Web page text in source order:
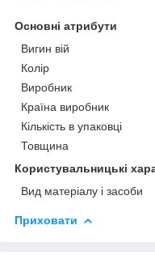
Основні атрибути
Вигин вій
Колір
Виробник
Країна виробник
Кількість в упаковці
Товщина
Користувальницькі
Вид матеріалу і засоби
Приховати